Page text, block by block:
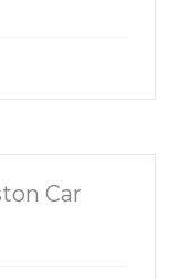
Car